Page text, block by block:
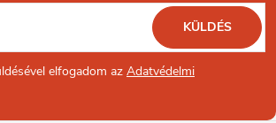
elfogadom az Adatvédelmi
KÜLDÉS